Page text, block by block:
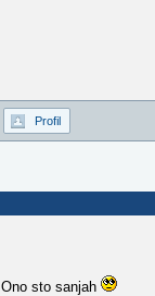
Profil
Ono sto sanjah